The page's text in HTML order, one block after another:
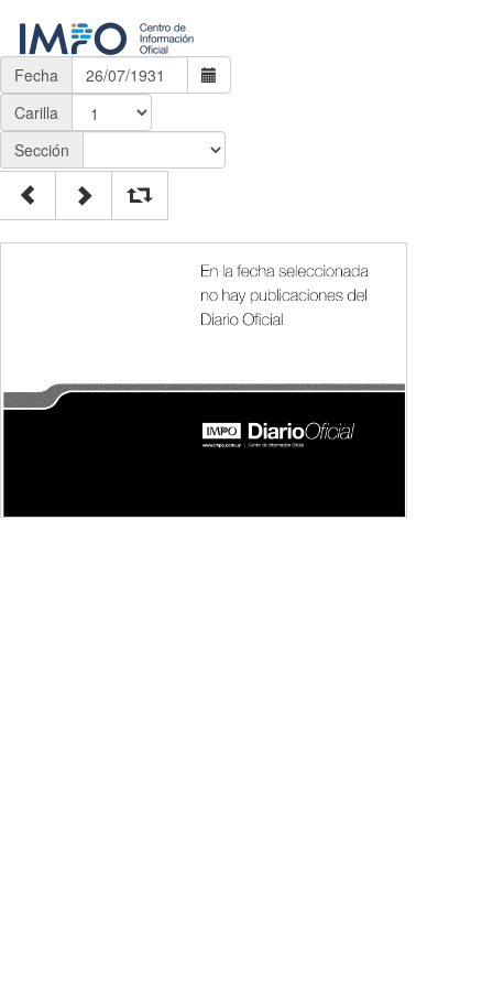
Fecha
Carilla
Sección